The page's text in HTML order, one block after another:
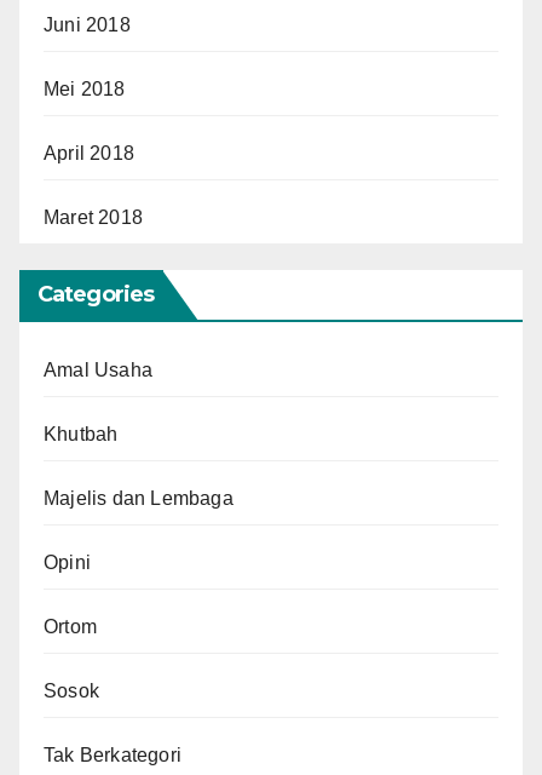
Juni 2018
Mei 2018
April 2018
Maret 2018
Categories
Amal Usaha
Khutbah
Majelis dan Lembaga
Opini
Ortom
Sosok
Tak Berkategori